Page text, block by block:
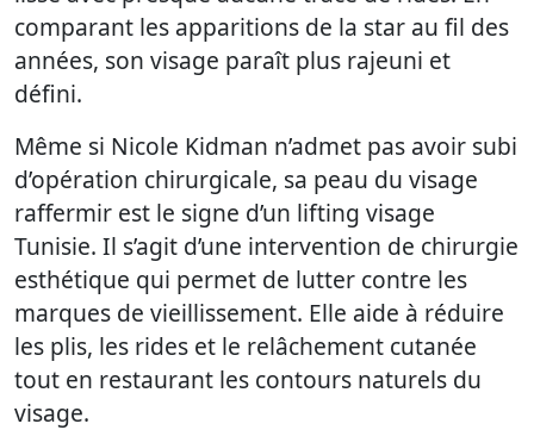
comparant les apparitions de la star au fil des
années, son visage paraît plus rajeuni et
défini.
Même si Nicole Kidman n’admet pas avoir subi
d’opération chirurgicale, sa peau du visage
raffermir est le signe d’un lifting visage
Tunisie. Il s’agit d’une intervention de chirurgie
esthétique qui permet de lutter contre les
marques de vieillissement. Elle aide à réduire
les plis, les rides et le relâchement cutanée
tout en restaurant les contours naturels du
visage.